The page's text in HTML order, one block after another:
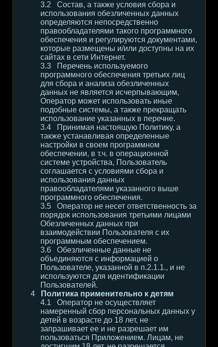
Состав, а также условия сбора и
использования обезличенных данных
определяются непосредственно
правообладателями такого программного
обеспечения и регулируются документами,
которые размещены и/или доступны на их
сайтах в сети Интернет.
Перечень используемого
программного обеспечения третьих лиц
для сбора и анализа обезличенных
данных не является исчерпывающим,
Оператор может использовать иные
подобные системы, а также прекращать
использование указанных в перечне.
Принимая настоящую Политику, а
также устанавливая определенные
настройки в своем программном
обеспечении, в т.ч. в операционной
системе устройства, Пользователь
соглашается с условиями сбора и
использования данных
правообладателями указанного выше
программного обеспечения.
Оператор не несет ответственность за
порядок использования третьими лицами
Обезличенных данных при
взаимодействии Пользователя с их
программным обеспечением.
Обезличенные данные не
объединяются с информацией о
Пользователе, указанной в п.2.1.1., и не
используются для идентификации
Пользователей.
Политика применительно к детям
Оператор не осуществляет
намеренный сбор персональных данных у
детей в возрасте до 18 лет, не
запрашивает ее и не разрешает им
пользоваться Приложением. Лицам, не